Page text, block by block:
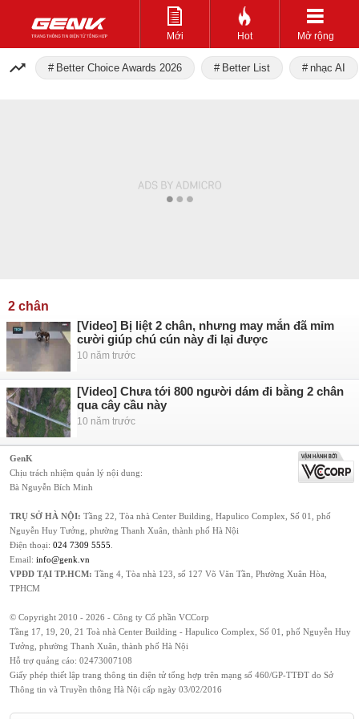
Mới Hot Mở rộng
Better Choice Awards 2026 Better List nhạc AI
2 chân
[Video] Bị liệt 2 chân, nhưng may mắn đã mỉm
cười giúp chú cún này đi lại được
10 năm trước
[Video] Chưa tới 800 người dám đi bằng 2 chân
qua cây cầu này
10 năm trước
GenK
Chịu trách nhiệm quản lý nội dung:
Bà Nguyễn Bích Minh
TRỤ SỞ HÀ NỘI: Tầng 22, Tòa nhà Center Building, Hapulico Complex, Số 01, phố
Nguyễn Huy Tưởng, phường Thanh Xuân, thành phố Hà Nội
Điện thoại: 024 7309 5555
Email: info@genk.vn
VPĐD TẠI TP.HCM: Tầng 4, Tòa nhà 123, số 127 Võ Văn Tần, Phường Xuân Hòa,
TPHCM
© Copyright 2010 - 2026 - Công ty Cổ phần VCCorp
Tầng 17, 19, 20, 21 Toà nhà Center Building - Hapulico Complex, Số 01, phố Nguyễn Huy
Tưởng, phường Thanh Xuân, thành phố Hà Nội
Hỗ trợ quảng cáo: 02473007108
Giấy phép thiết lập trang thông tin điện tử tổng hợp trên mạng số 460/GP-TTĐT do Sở
Thông tin và Truyền thông Hà Nội cấp ngày 03/02/2016